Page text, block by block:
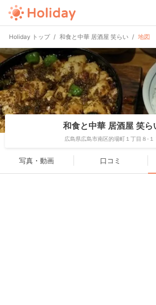
Holiday トップ 和食と中華 居酒屋 笑らい 地図
和食と中華 居酒屋 笑ら
広島県広島市南区的場町１丁目８-１
写真・動画 口コミ